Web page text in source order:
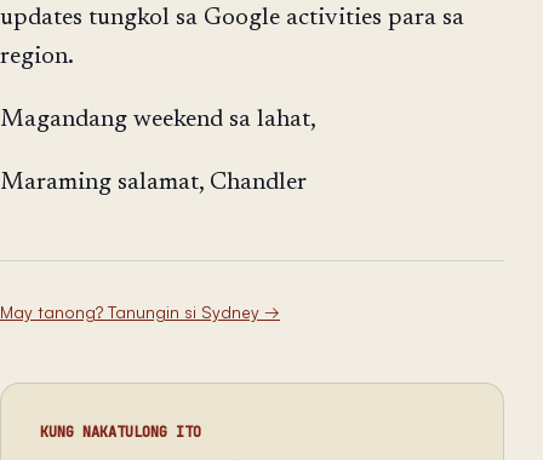
updates tungkol sa Google activities para sa
region.
Magandang weekend sa lahat,
Maraming salamat, Chandler
May tanong? Tanungin si Sydney →
KUNG NAKATULONG ITO